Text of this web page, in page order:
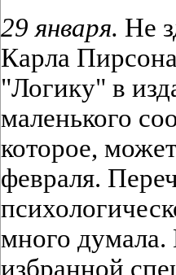
29 января. Не
Карла
"Логику" в
маленького
которое,
февраля.
много
избранной